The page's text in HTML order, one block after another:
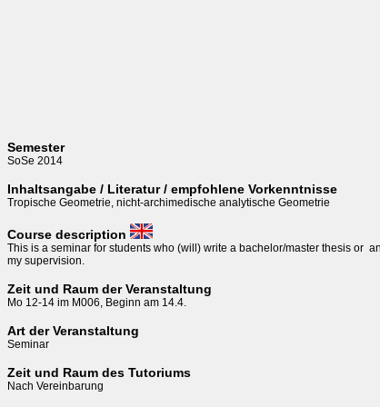
Semester
SoSe 2014
Inhaltsangabe / Literatur / empfohlene Vorkenntnisse
Tropische Geometrie, nicht-archimedische analytische Geometrie
Course description
This is a seminar for students who (will) write a bachelor/master thesis or
my supervision.
Zeit und Raum der Veranstaltung
Mo 12-14 im M006, Beginn am 14.4.
Art der Veranstaltung
Seminar
Zeit und Raum des Tutoriums
Nach Vereinbarung